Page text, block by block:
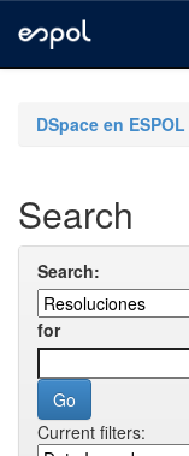
navigationDSpace en ESPOL
Search
Search:
for
Current filters: